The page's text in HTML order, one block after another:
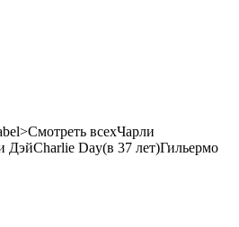
всехЧарли
ДэйCharlie Day(в 37 лет)Гильермо